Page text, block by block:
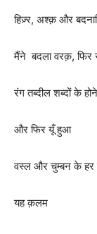
हिज़्र, अश्क़ और
मैंने बदला वरक़, फिर
रंग तब्दील शब्दों के
और फिर यूँ हुआ
वस्ल और चुम्बन के हर
यह क़लम